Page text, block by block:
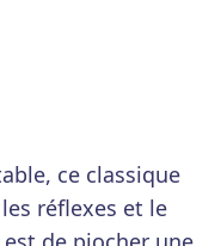
ce classique
réflexes et le